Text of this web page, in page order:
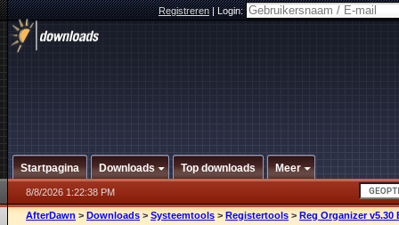
Registreren|Login:
Startpagina Downloads Top downloads Meer
8/8/2026 1:22:38 PM
AfterDawn > Downloads > Systeemtools > Registertools > Reg Organizer v5.30